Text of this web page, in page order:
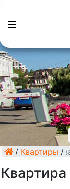
/ Квартиры /